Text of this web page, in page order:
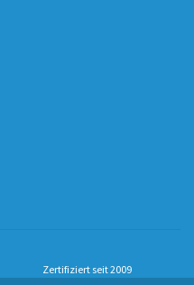
Zertifiziert seit 2009